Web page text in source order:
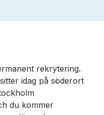
rekrytering.
idag på söderort
du kommer